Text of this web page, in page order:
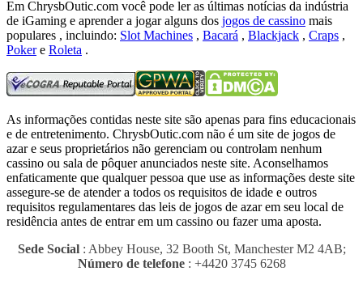
Em ChrysbOutic.com você pode ler as últimas notícias da indústria
de iGaming e aprender a jogar alguns dos jogos de cassino mais
populares , incluindo: Slot Machines , Bacará , Blackjack , Craps ,
Pokere Roleta .
As informações contidas neste site são apenas para fins educacionais
e de entretenimento. ChrysbOutic.com não é um site de jogos de
azar e seus proprietários não gerenciam ou controlam nenhum
cassino ou sala de pôquer anunciados neste site. Aconselhamos
enfaticamente que qualquer pessoa que use as informações deste site
assegure-se de atender a todos os requisitos de idade e outros
requisitos regulamentares das leis de jogos de azar em seu local de
residência antes de entrar em um cassino ou fazer uma aposta.
Sede Social: Abbey House, 32 Booth St, Manchester M2 4AB;
Número de telefone: +4420 3745 6268